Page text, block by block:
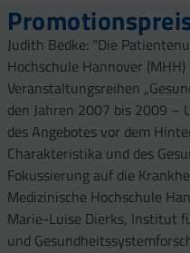
Judith Bedke: "Die
Hochschule Hannover
Veranstaltungsreihen
den Jahren 2007 bis 2009 –
des Angebotes vor dem
Charakteristika und des
Fokussierung auf die
Medizinische Hochschule
Marie-Luise Dierks, Institut
und